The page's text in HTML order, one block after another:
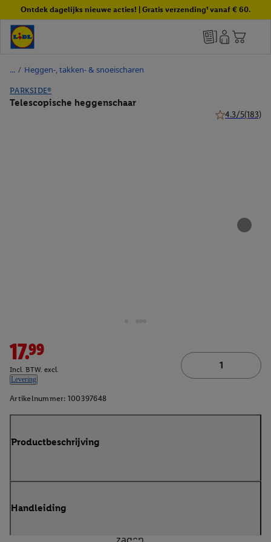
Ontdek dagelijks nieuwe acties! | Gratis verzending¹ vanaf € 60.
/ Heggen-, takken- & snoeischaren
PARKSIDE®
Telescopische heggenschaar
4.3/5(183)
17.99
Incl. BTW. excl.
Levering
Artikelnummer: 100397648
Productbeschrijving
Handleiding